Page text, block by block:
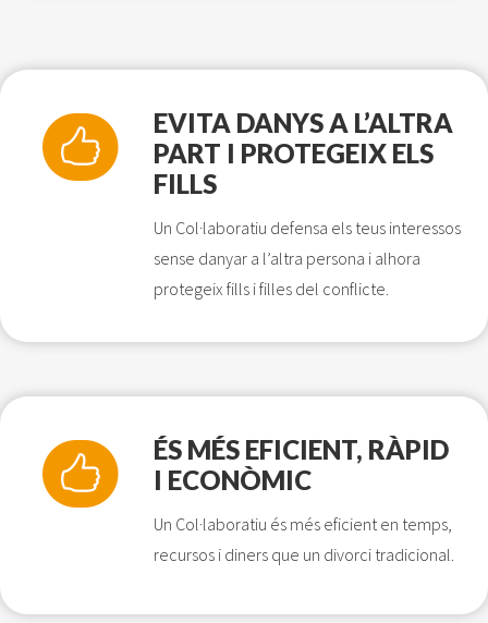
EVITA DANYS A L’ALTRA
PART I PROTEGEIX ELS
FILLS
Un Col·laboratiu defensa els teus interessos
sense danyar a l’altra persona i alhora
protegeix fills i filles del conflicte.
ÉS MÉS EFICIENT, RÀPID
I ECONÒMIC
Un Col·laboratiu és més eficient en temps,
recursos i diners que un divorci tradicional.